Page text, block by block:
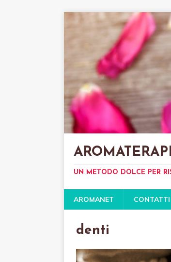
UN METODO DOLCE PER
AROMANET CONTATTI
denti